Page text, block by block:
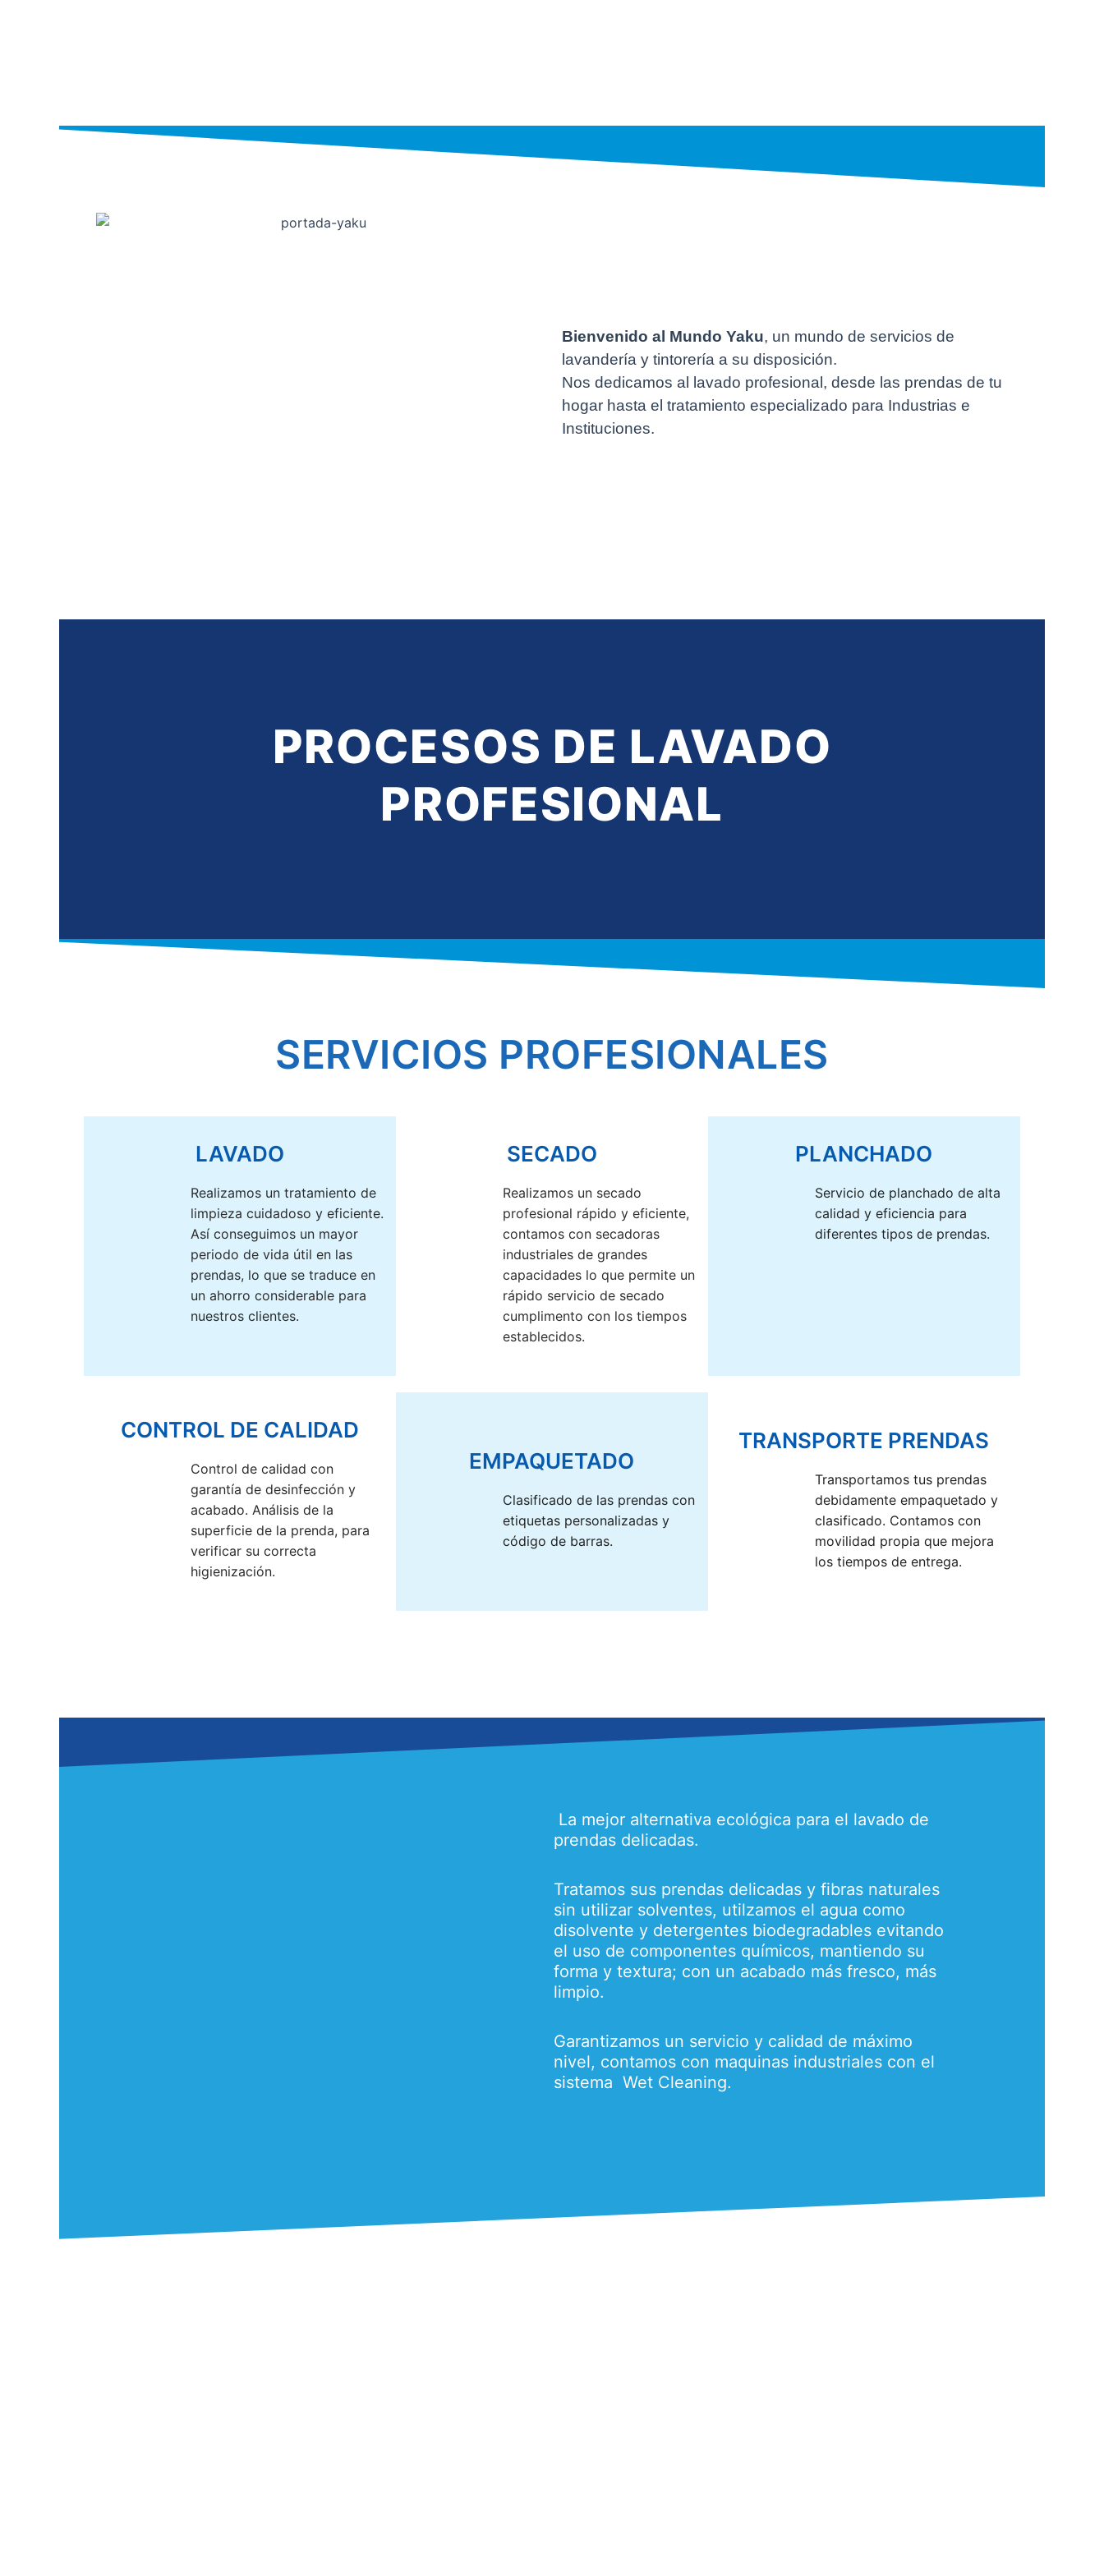
Bienvenido al Mundo Yaku, un mundo de servicios de
lavandería y tintorería a su disposición.
Nos dedicamos al lavado profesional, desde las prendas de tu
hogar hasta el tratamiento especializado para Industrias e
Instituciones.
PROCESOS DE LAVADO
PROFESIONAL
SERVICIOS PROFESIONALES
LAVADO
Realizamos un tratamiento de
limpieza cuidadoso y eficiente.
Así conseguimos un mayor
periodo de vida útil en las
prendas, lo que se traduce en
un ahorro considerable para
nuestros clientes.
SECADO
Realizamos un secado
profesional rápido y eficiente,
contamos con secadoras
industriales de grandes
capacidades lo que permite un
rápido servicio de secado
cumplimento con los tiempos
establecidos.
PLANCHADO
Servicio de planchado de alta
calidad y eficiencia para
diferentes tipos de prendas.
CONTROL DE CALIDAD
Control de calidad con
garantía de desinfección y
acabado. Análisis de la
superficie de la prenda, para
verificar su correcta
higienización.
EMPAQUETADO
Clasificado de las prendas con
etiquetas personalizadas y
código de barras.
TRANSPORTE PRENDAS
Transportamos tus prendas
debidamente empaquetado y
clasificado. Contamos con
movilidad propia que mejora
los tiempos de entrega.
La mejor alternativa ecológica para el lavado de
prendas delicadas.
Tratamos sus prendas delicadas y fibras naturales
sin utilizar solventes, utilzamos el agua como
disolvente y detergentes biodegradables evitando
el uso de componentes químicos, mantiendo su
forma y textura; con un acabado más fresco, más
limpio.
Garantizamos un servicio y calidad de máximo
nivel, contamos con maquinas industriales con el
sistema Wet Cleaning.